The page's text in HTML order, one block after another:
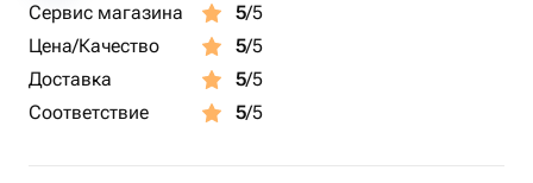
Сервис магазина 5/5
Цена/Качество
5/5
Доставка
5/5
Соответствие
5/5